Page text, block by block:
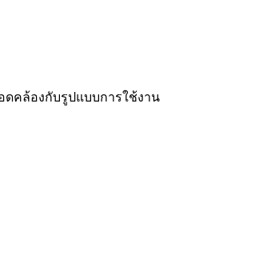
ดคล้องกับรูปแบบการใช้งาน